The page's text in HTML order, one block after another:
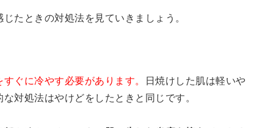
たときの対処法を見ていきましょう。
ぐに冷やす必要があります。
日焼けした肌は軽いや
対処法はやけどをしたときと同じです。